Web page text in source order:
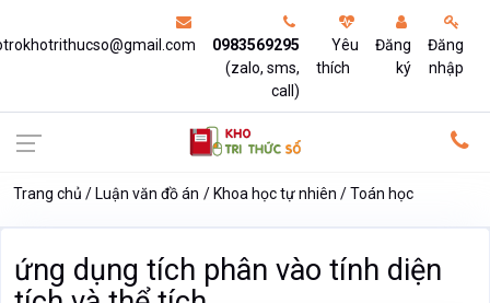
0983569295
(zalo, sms,
call)
Yêu
thích
Đăng
ký
Đăng
nhập
Trang chủ Luận văn đồ án Khoa học tự nhiên Toán học
ứng dụng tích phân vào tính diện